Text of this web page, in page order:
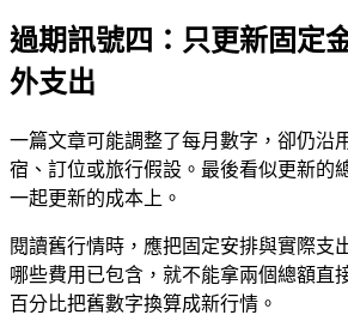
過期訊號四：只更新固定
外支出
一篇文章可能調整了每月數字，卻仍沿
宿、訂位或旅行假設。最後看似更新的
一起更新的成本上。
閱讀舊行情時，應把固定安排與實際支
哪些費用已包含，就不能拿兩個總額直
百分比把舊數字換算成新行情。